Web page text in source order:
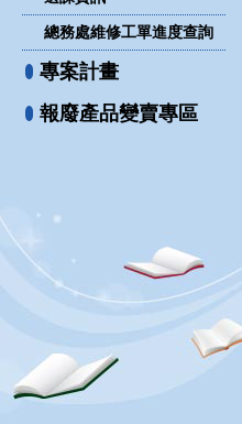
總務處維修工單進度查詢
專案計畫
報廢產品變賣專區